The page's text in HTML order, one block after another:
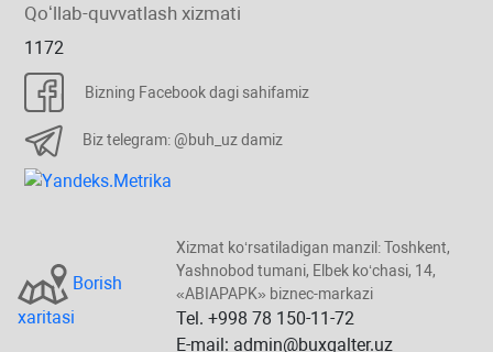
Qoʻllab-quvvatlash хizmati
1172
Bizning Facebook dagi sahifamiz
Biz telegram: @buh_uz damiz
Borish
хaritasi
Xizmat koʻrsatiladigan manzil: Toshkent,
Yashnobod tumani, Elbek koʻchasi, 14,
«ABIAPAPK» biznec-markazi
Tel. +998 78 150-11-72
E-mail: admin@buxgalter.uz